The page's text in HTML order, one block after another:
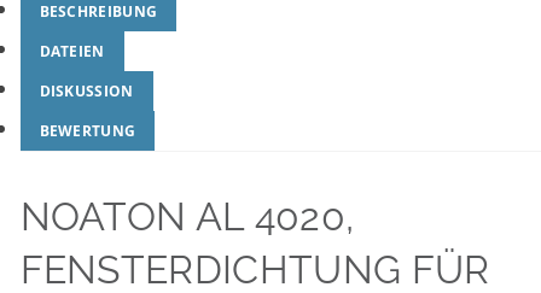
BESCHREIBUNG
DATEIEN
DISKUSSION
BEWERTUNG
NOATON AL 4020,
FENSTERDICHTUNG FÜR